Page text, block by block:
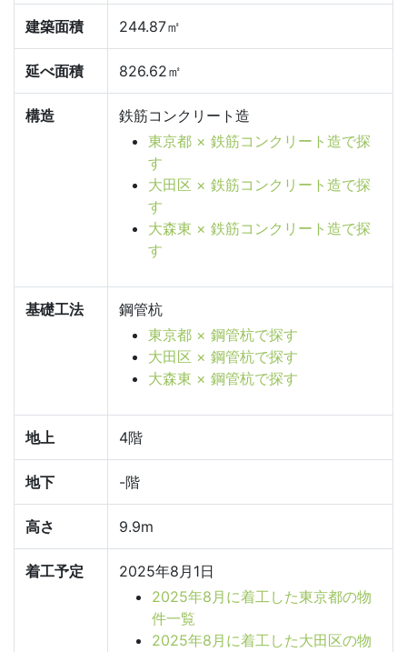
建築面積 244.87㎡
延べ面積 826.62㎡
構造
鉄筋コンクリート造
東京都 × 鉄筋コンクリート造で探
す
大田区 × 鉄筋コンクリート造で探
す
大森東 × 鉄筋コンクリート造で探
す
基礎工法
鋼管杭
東京都 × 鋼管杭で探す
大田区 × 鋼管杭で探す
大森東 × 鋼管杭で探す
地上 4階
地下 -階
高さ 9.9m
着工予定
2025年8月1日
2025年8月に着工した東京都の物
件一覧
2025年8月に着工した大田区の物